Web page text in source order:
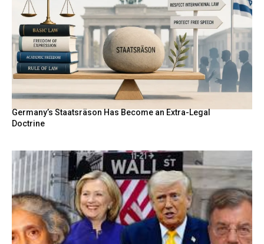
Germany’s Staatsräson Has Become an Extra-Legal
Doctrine